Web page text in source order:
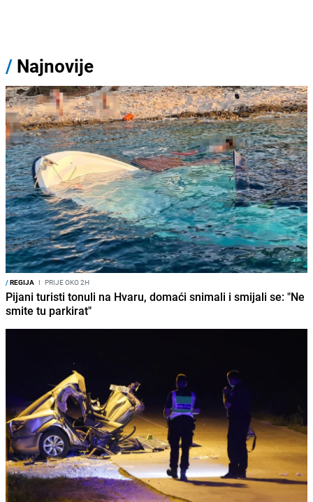
/ Najnovije
/REGIJA I PRIJE OKO 2H
Pijani turisti tonuli na Hvaru, domaći snimali i smijali se: "Ne
smite tu parkirat"